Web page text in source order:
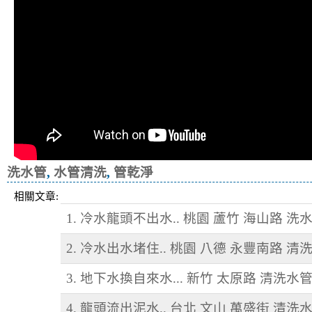
洗水管, 水管清洗, 管乾淨
相關文章:
1. 冷水龍頭不出水.. 桃園 蘆竹 海山路 洗
2. 冷水出水堵住.. 桃園 八德 永豐南路 清
3. 地下水換自來水... 新竹 太原路 清洗水管
4. 龍頭流出泥水.. 台北 文山 萬盛街 清洗